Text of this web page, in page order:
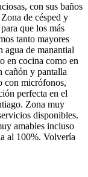
con sus baños
de césped y
que los más
tanto mayores
agua de manantial
en cocina como en
cañón y pantalla
con micrófonos,
perfecta en el
Zona muy
disponibles.
amables incluso
al 100%. Volvería